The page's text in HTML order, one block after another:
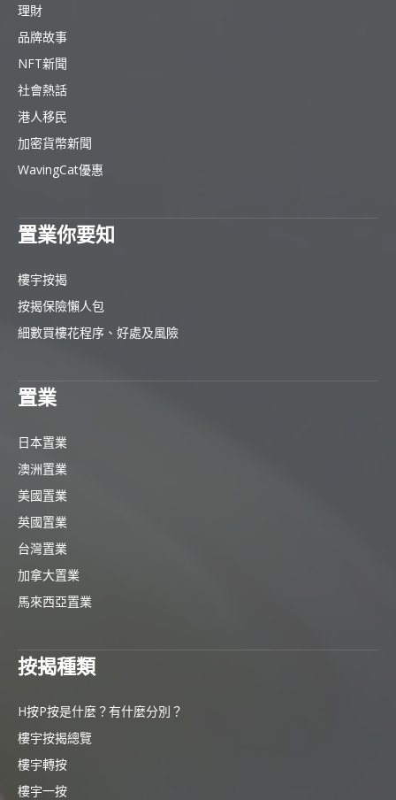
理財
品牌故事
NFT新聞
社會熱話
港人移民
加密貨幣新聞
WavingCat優惠
置業你要知
樓宇按揭
按揭保險懶人包
細數買樓花程序、好處及風險
置業
日本置業
澳洲置業
美國置業
英國置業
台灣置業
加拿大置業
馬來西亞置業
按揭種類
H按P按是什麼？有什麼分別？
樓宇按揭總覽
樓宇轉按
樓宇一按